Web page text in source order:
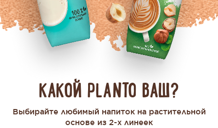
КАКОЙ PLANTO ВАШ?
Выбирайте любимый напиток на растительной
основе из 2-х линеек